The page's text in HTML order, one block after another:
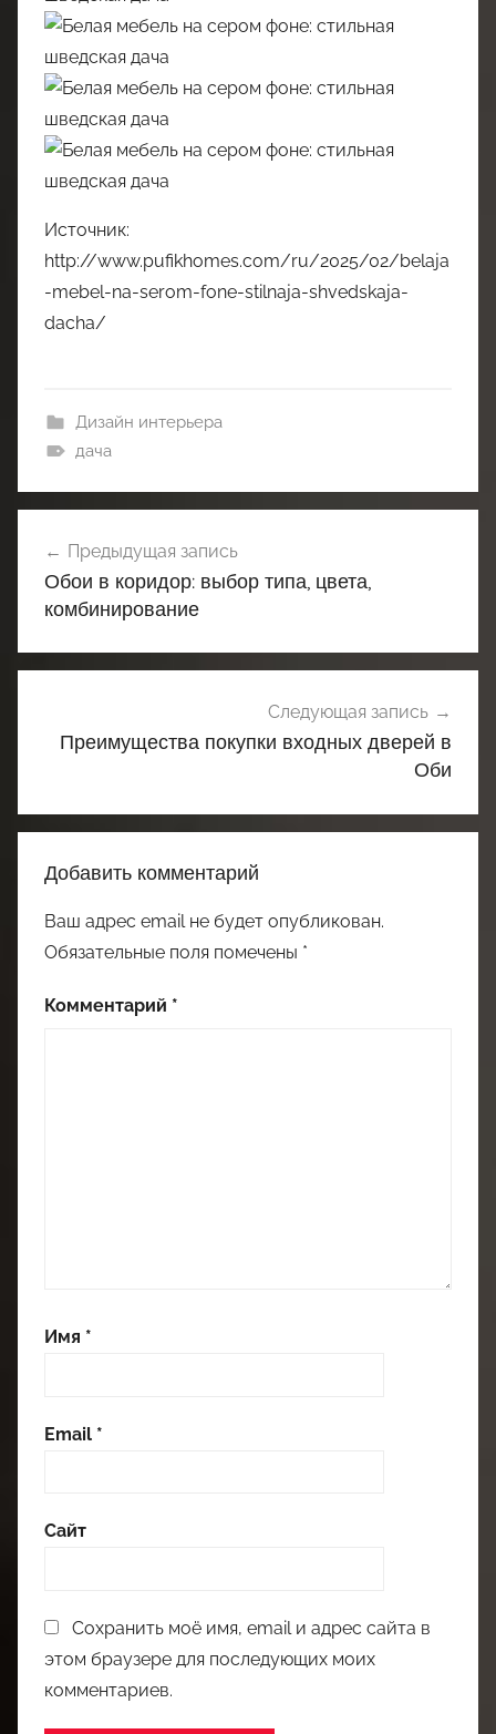
Источник:
http://www.pufikhomes.com/ru/2025/02/belaja
-mebel-na-serom-fone-stilnaja-shvedskaja-
dacha/
Дизайн интерьера
дача
по
записям
Предыдущая запись
Обои в коридор: выбор типа, цвета,
комбинирование
Следующая запись
Преимущества покупки входных дверей в
Оби
Добавить комментарий
Ваш адрес email не будет опубликован.
Обязательные поля помечены *
Комментарий *
Имя *
Email *
Сайт
Сохранить моё имя, email и адрес сайта в
этом браузере для последующих моих
комментариев.